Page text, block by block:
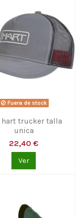
Fuera de stock
hart trucker talla
unica
22,40 €
Ver